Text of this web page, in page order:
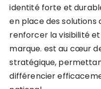
identité forte et
en place des
renforcer la visibilité
marque. est au cœur
stratégique,
différencier